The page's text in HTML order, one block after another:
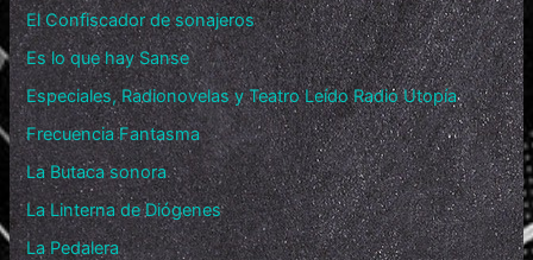
El Confiscador de sonajeros
Es lo que hay Sanse
Especiales, Radionovelas y Teatro Leído Radio Utopía
Frecuencia Fantasma
La Butaca sonora
La Linterna de Diógenes
La Pedalera